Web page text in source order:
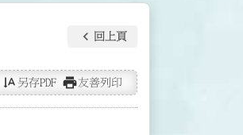
keyboard_arrow_left 回上頁
text_rotate_vertical 另存PDF print友善列印